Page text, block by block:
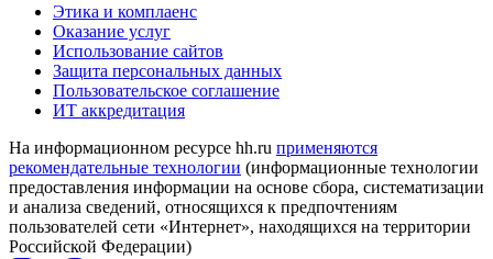
Этика и комплаенс
Оказание услуг
Использование сайтов
Защита персональных данных
Пользовательское соглашение
ИТ аккредитация
На информационном ресурсе hh.ru применяются
рекомендательные технологии (информационные технологии
предоставления информации на основе сбора, систематизации
и анализа сведений, относящихся к предпочтениям
пользователей сети «Интернет», находящихся на территории
Российской Федерации)